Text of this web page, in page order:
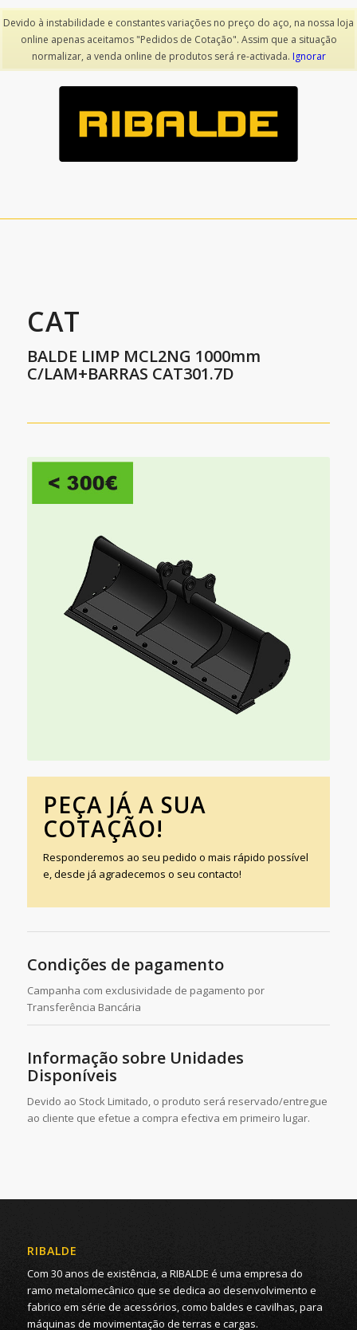
Devido à instabilidade e constantes variações no preço do aço, na nossa loja
online apenas aceitamos "Pedidos de Cotação". Assim que a situação
normalizar, a venda online de produtos será re-activada. Ignorar
voltar
CAT
BALDE LIMP MCL2NG 1000mm
C/LAM+BARRAS CAT301.7D
PEÇA JÁ A SUA
COTAÇÃO!
Responderemos ao seu pedido o mais rápido possível
e, desde já agradecemos o seu contacto!
Condições de pagamento
Campanha com exclusividade de pagamento por
Transferência Bancária
Informação sobre Unidades
Disponíveis
Devido ao Stock Limitado, o produto será reservado/entregue
ao cliente que efetue a compra efectiva em primeiro lugar.
RIBALDE
Com 30 anos de existência, a RIBALDE é uma empresa do
ramo metalomecânico que se dedica ao desenvolvimento e
fabrico em série de acessórios, como baldes e cavilhas, para
máquinas de movimentação de terras e cargas.